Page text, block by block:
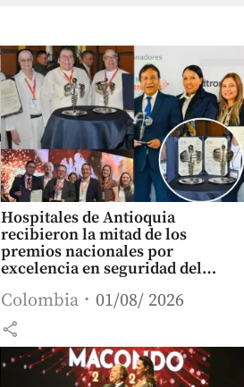
Hospitales de Antioquia
recibieron la mitad de los
premios nacionales por
excelencia en seguridad del
Colombia 01/08/ 2026
share